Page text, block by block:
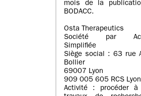
mois de la
BODACC.
Osta Therapeutics
Société par
Simplifiée
Siège social : 63 rue
Bollier
69007 Lyon
909 005 605 RCS Lyon
Activité : procéder à